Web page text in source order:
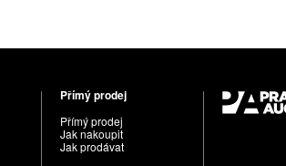
Přímý prodej
Přímý prodej
Jak nakoupit
Jak prodávat